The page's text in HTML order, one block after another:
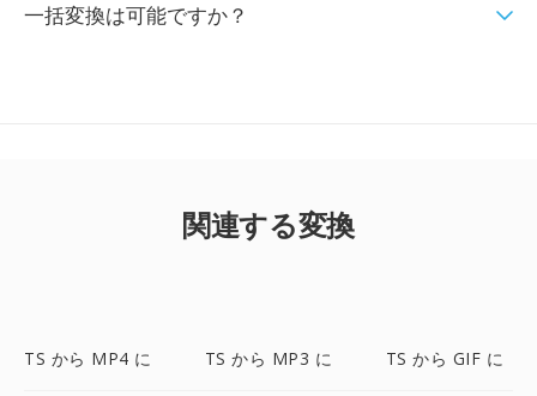
一括変換は可能ですか？
関連する変換
TS から MP4 に TS から MP3 に TS から GIF に